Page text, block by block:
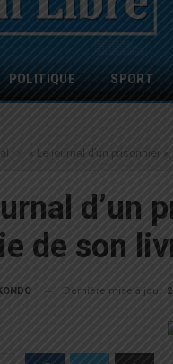
POLITIQUE SPORT
« Le journal d’un prisonnier
d’un
de son
Dernière mise à jour